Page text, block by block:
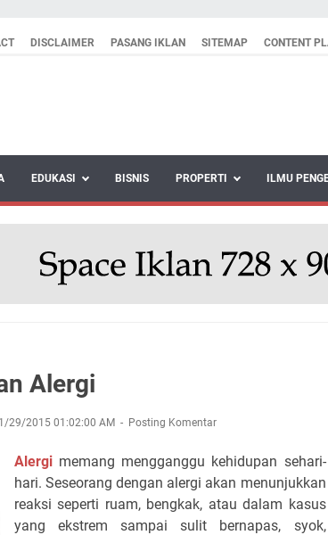
DISCLAIMER PASANG IKLAN SITEMAP CONTENT
EDUKASI BISNIS PROPERTI ILMU
Alergi
1/29/2015 01:02:00 AM Posting Komentar
Alergi memang mengganggu kehidupan sehari-
hari. Seseorang dengan alergi akan menunjukkan
reaksi seperti ruam, bengkak, atau dalam kasus
yang ekstrem sampai sulit bernapas, syok,